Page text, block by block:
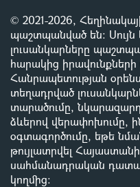
© 2021-2026,
պաշտպանված են: Սույն
լուսանկարները
հարակից
Հանրապետության
տեղադրված
տարածումը,
ձևերով վերափոխումը,
օգտագործումը, եթե
թույլատրվել
սահմանադրական
կողմից: